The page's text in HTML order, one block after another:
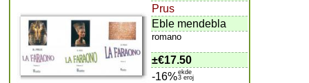
Prus
Eble mendebla
romano
±€17.50
-16%ekde
3 eroj